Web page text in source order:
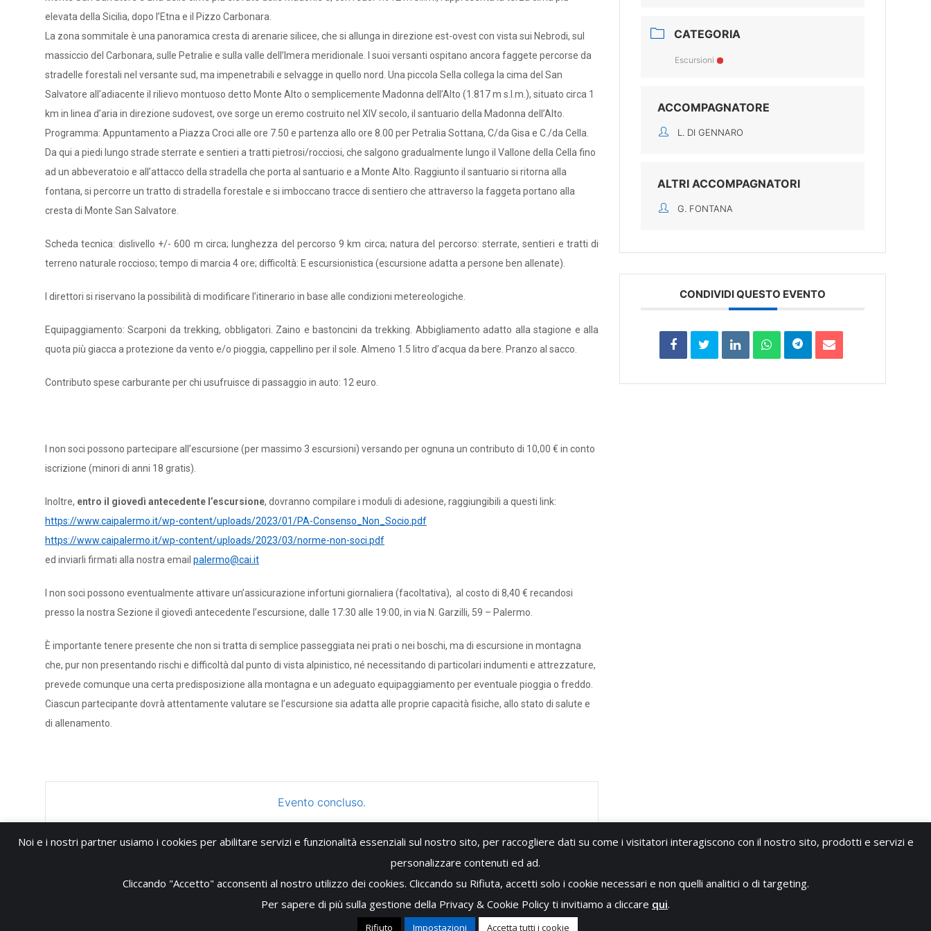
elevata della Sicilia, dopo l’Etna e il Pizzo Carbonara.
La zona sommitale è una panoramica cresta di arenarie silicee, che si allunga in direzione est-ovest con vista sui Nebrodi, sul
massiccio del Carbonara, sulle Petralie e sulla valle dell’Imera meridionale. I suoi versanti ospitano ancora faggete percorse da
stradelle forestali nel versante sud, ma impenetrabili e selvagge in quello nord. Una piccola Sella collega la cima del San
Salvatore all’adiacente il rilievo montuoso detto Monte Alto o semplicemente Madonna dell’Alto (1.817 m s.l.m.), situato circa 1
km in linea d’aria in direzione sudovest, ove sorge un eremo costruito nel XIV secolo, il santuario della Madonna dell’Alto.
Programma: Appuntamento a Piazza Croci alle ore 7.50 e partenza allo ore 8.00 per Petralia Sottana, C/da Gisa e C./da Cella.
Da qui a piedi lungo strade sterrate e sentieri a tratti pietrosi/rocciosi, che salgono gradualmente lungo il Vallone della Cella fino
ad un abbeveratoio e all’attacco della stradella che porta al santuario e a Monte Alto. Raggiunto il santuario si ritorna alla
fontana, si percorre un tratto di stradella forestale e si imboccano tracce di sentiero che attraverso la faggeta portano alla
cresta di Monte San Salvatore.
Scheda tecnica: dislivello +/- 600 m circa; lunghezza del percorso 9 km circa; natura del percorso: sterrate, sentieri e tratti di
terreno naturale roccioso; tempo di marcia 4 ore; difficoltà: E escursionistica (escursione adatta a persone ben allenate).
I direttori si riservano la possibilità di modificare l’itinerario in base alle condizioni metereologiche.
Equipaggiamento: Scarponi da trekking, obbligatori. Zaino e bastoncini da trekking. Abbigliamento adatto alla stagione e alla
quota più giacca a protezione da vento e/o pioggia, cappellino per il sole. Almeno 1.5 litro d’acqua da bere. Pranzo al sacco.
Contributo spese carburante per chi usufruisce di passaggio in auto: 12 euro.
I non soci possono partecipare all’escursione (per massimo 3 escursioni) versando per ognuna un contributo di 10,00 € in conto
iscrizione (minori di anni 18 gratis).
Inoltre, entro il giovedì antecedente l’escursione, dovranno compilare i moduli di adesione, raggiungibili a questi link:
https://www.caipalermo.it/wp-content/uploads/2023/01/PA-Consenso_Non_Socio.pdf
https://www.caipalermo.it/wp-content/uploads/2023/03/norme-non-soci.pdf
ed inviarli firmati alla nostra email palermo@cai.it
I non soci possono eventualmente attivare un’assicurazione infortuni giornaliera (facoltativa), al costo di 8,40 € recandosi
presso la nostra Sezione il giovedì antecedente l’escursione, dalle 17:30 alle 19:00, in via N. Garzilli, 59 – Palermo.
È importante tenere presente che non si tratta di semplice passeggiata nei prati o nei boschi, ma di escursione in montagna
che, pur non presentando rischi e difficoltà dal punto di vista alpinistico, né necessitando di particolari indumenti e attrezzature,
prevede comunque una certa predisposizione alla montagna e un adeguato equipaggiamento per eventuale pioggia o freddo.
Ciascun partecipante dovrà attentamente valutare se l’escursione sia adatta alle proprie capacità fisiche, allo stato di salute e
di allenamento.
Evento concluso.
CATEGORIA
Escursioni
ACCOMPAGNATORE
L. DI GENNARO
ALTRI ACCOMPAGNATORI
G. FONTANA
CONDIVIDI QUESTO EVENTO
Copyright © 2026 - Club Alpino Italiano Sezione della Conca d'Oro Palermo - P.Iva: 05118300820 - Tutti i diritti riservati -Privacy & Cookies Policy
Noi e i nostri partner usiamo i cookies per abilitare servizi e funzionalità essenziali sul nostro sito, per raccogliere dati su come i visitatori interagiscono con il nostro sito, prodotti e servizi e
personalizzare contenuti ed ad.
Cliccando "Accetto" acconsenti al nostro utilizzo dei cookies. Cliccando su Rifiuta, accetti solo i cookie necessari e non quelli analitici o di targeting.
Per sapere di più sulla gestione della Privacy & Cookie Policy ti invitiamo a cliccare qui.
Rifiuto Impostazioni Accetta tutti i cookie